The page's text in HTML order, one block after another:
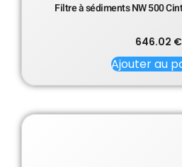
Filtre à sédiments NW 500
646.02 €
Ajouter au